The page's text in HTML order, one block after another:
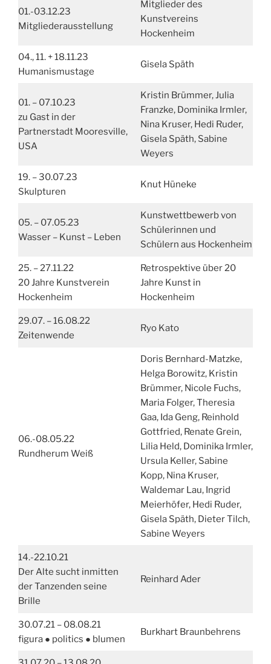
01.-03.12.23
Mitgliederausstellung
Mitglieder des
Kunstvereins
Hockenheim
04., 11. + 18.11.23
Humanismustage
Gisela Späth
01. – 07.10.23
zu Gast in der
Partnerstadt Mooresville,
USA
Kristin Brümmer, Julia
Franzke, Dominika Irmler,
Nina Kruser, Hedi Ruder,
Gisela Späth, Sabine
Weyers
19. – 30.07.23
Skulpturen
Knut Hüneke
05. – 07.05.23
Wasser – Kunst – Leben
Kunstwettbewerb von
Schülerinnen und
Schülern aus Hockenheim
25. – 27.11.22
20 Jahre Kunstverein
Hockenheim
Retrospektive über 20
Jahre Kunst in
Hockenheim
29.07. – 16.08.22
Zeitenwende
Ryo Kato
06.-08.05.22
Rundherum Weiß
Doris Bernhard-Matzke,
Helga Borowitz, Kristin
Brümmer, Nicole Fuchs,
Maria Folger, Theresia
Gaa, Ida Geng, Reinhold
Gottfried, Renate Grein,
Lilia Held, Dominika Irmler,
Ursula Keller, Sabine
Kopp, Nina Kruser,
Waldemar Lau, Ingrid
Meierhöfer, Hedi Ruder,
Gisela Späth, Dieter Tilch,
Sabine Weyers
14.-22.10.21
Der Alte sucht inmitten
der Tanzenden seine
Brille
Reinhard Ader
30.07.21 – 08.08.21
figura ● politics ● blumen
Burkhart Braunbehrens